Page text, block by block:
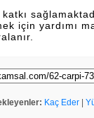
için yardımı
Kaç Eder